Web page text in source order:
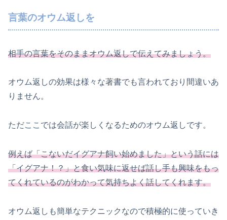
言葉のオウム返しを
相手の言葉をそのままオウム返しで伝えてみましょう。
オウム返しの効果は様々な著書でも言われており間違いあ
りません。
ただここでは会話が楽しくなるためのオウム返しです。
例えば「こないだイグアナ飼い始めました」という話には
「イグアナ！？」と食い気味に返せば話し手も興味をもっ
てくれているのがわかって気持ちよく話してくれます。
オウム返しも簡単なテクニックなので積極的に使っていき